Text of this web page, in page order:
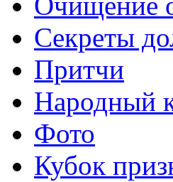
Секреты
Притчи
Народный
Фото
Кубок